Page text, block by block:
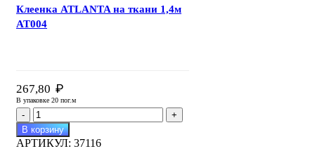
Клеенка ATLANTA на ткани 1,4м
AT004
267,80 ₽
В упаковке 20 пог.м
Количество
товара
Клеенка
ATLANTA
В корзину
АРТИКУЛ: 37116